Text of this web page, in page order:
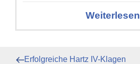
Weiterlesen
Beitragsnavigation
Vorheriger
Erfolgreiche Hartz IV-Klagen